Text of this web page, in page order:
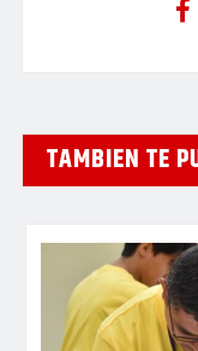
TAMBIEN TE